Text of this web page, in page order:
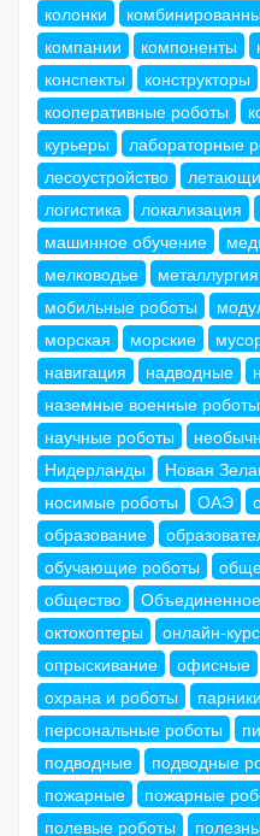
колонки
компании
компоненты
конспекты
конструкторы
кооперативные роботы
курьеры
лабораторные
лесоустройство
логистика
локализация
машинное обучение
мелководье
металлургия
мобильные роботы
морская
морские
навигация
надводные
наземные военные роботы
научные роботы
Нидерланды
Новая
носимые роботы
ОАЭ
образование
обучающие роботы
общество
октокоптеры
онлайн-
опрыскивание
офисные
охрана и роботы
парники
персональные роботы
подводные
подводные
пожарные
пожарные
полевые роботы